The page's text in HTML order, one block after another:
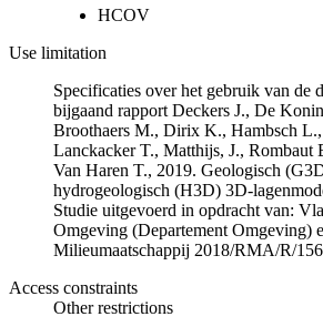
HCOV
Use limitation
Specificaties over het gebruik van de
bijgaand rapport Deckers J., De
Broothaers M., Dirix K., Hambsch
Lanckacker T., Matthijs, J., Rombaut
Van Haren T., 2019. Geologisch
hydrogeologisch (H3D) 3D-
Studie uitgevoerd in opdracht van:
Omgeving (Departement Omgeving)
Milieumaatschappij 2018/RMA/R/
Access constraints
Other restrictions